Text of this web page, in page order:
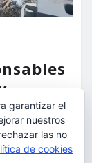
garantizar el
nuestros
las no
de cookies